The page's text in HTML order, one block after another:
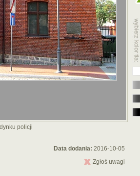
policji
Data dodania: 2016-10-05
Zgłoś uwagi